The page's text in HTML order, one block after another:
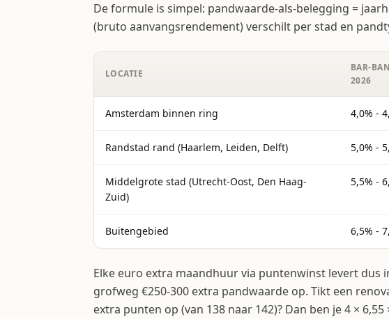
De formule is simpel: pandwaarde-als-belegging =
(bruto aanvangsrendement) verschilt per stad en
LOCATIE
BAR-
2026
Amsterdam binnen ring 4,0% -
Randstad rand (Haarlem, Leiden, Delft) 5,0% -
Middelgrote stad (Utrecht-Oost, Den Haag-
Zuid)
5,5% -
Buitengebied 6,5% -
Elke euro extra maandhuur via puntenwinst levert dus
grofweg €250-300 extra pandwaarde op. Tikt een
extra punten op (van 138 naar 142)? Dan ben je 4 × 6,55